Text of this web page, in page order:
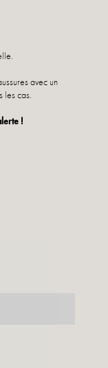
avec un
les cas.
!